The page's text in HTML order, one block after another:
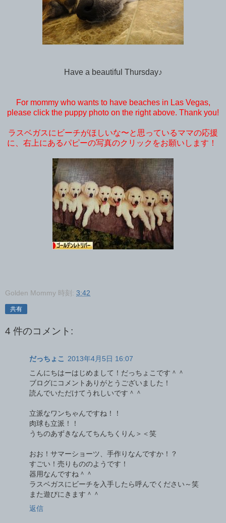
Have a beautiful Thursday♪
For mommy who wants to have beaches in Las Vegas,
please click the puppy photo on the right above. Thank you!
ラスベガスにビーチがほしいな〜と思っているママの応援
に、右上にあるパピーの写真のクリックをお願いします！
Golden Mommy 時刻: 3:42
共有
4 件のコメント:
だっちょこ
2013年4月5日 16:07
こんにちはーはじめまして！だっちょこです＾＾
ブログにコメントありがとうございました！
読んでいただけてうれしいです＾＾
立派なワンちゃんですね！！
肉球も立派！！
うちのあずきなんてちんちくりん＞＜笑
おお！サマーショーツ、手作りなんですか！？
すごい！売りもののようです！
器用なんですね＾＾
ラスベガスにビーチを入手したら呼んでください～笑
また遊びにきます＾＾
返信